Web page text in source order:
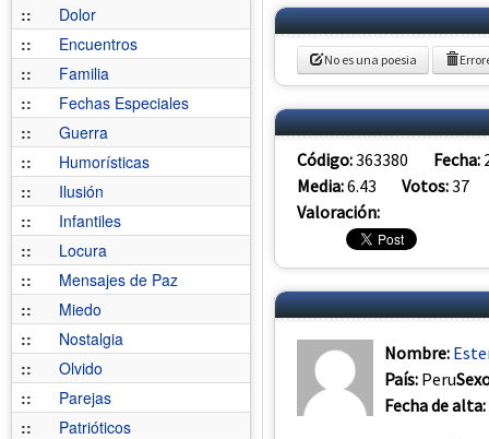
::
Dolor
::
Encuentros
::
Familia
::
Fechas Especiales
::
Guerra
::
Humorísticas
::
Ilusión
::
Infantiles
::
Locura
::
Mensajes de Paz
::
Miedo
::
Nostalgia
::
Olvido
::
Parejas
::
Patrióticos
No es una poesia
Código:363380 Fecha:
Media:6.43 Votos:37
Valoración:
Nombre:
País: Peru
Fecha de alta: